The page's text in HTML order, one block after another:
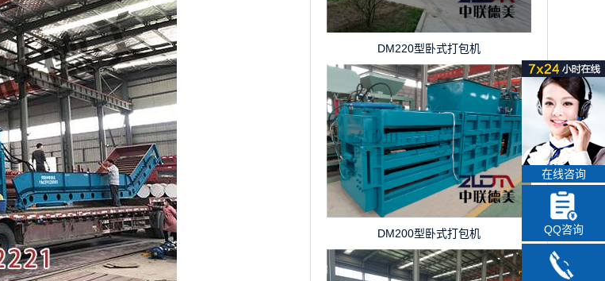
DM220型卧式打包机
DM200型卧式打包机
在线咨询
QQ咨询